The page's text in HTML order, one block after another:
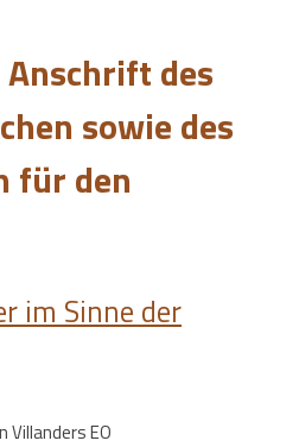
des
sowie des
für den
im Sinne der
Villanders EO